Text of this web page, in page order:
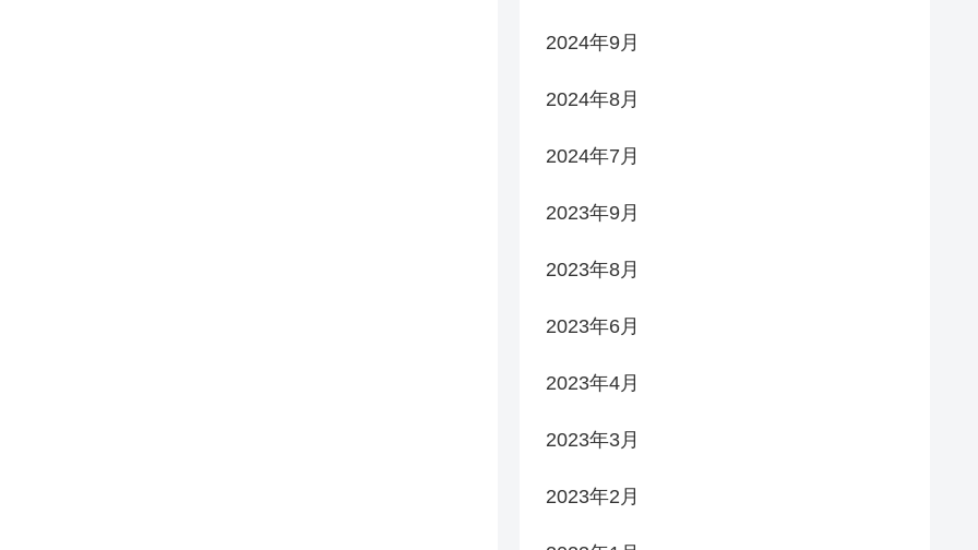
2024年9月
2024年8月
2024年7月
2023年9月
2023年8月
2023年6月
2023年4月
2023年3月
2023年2月